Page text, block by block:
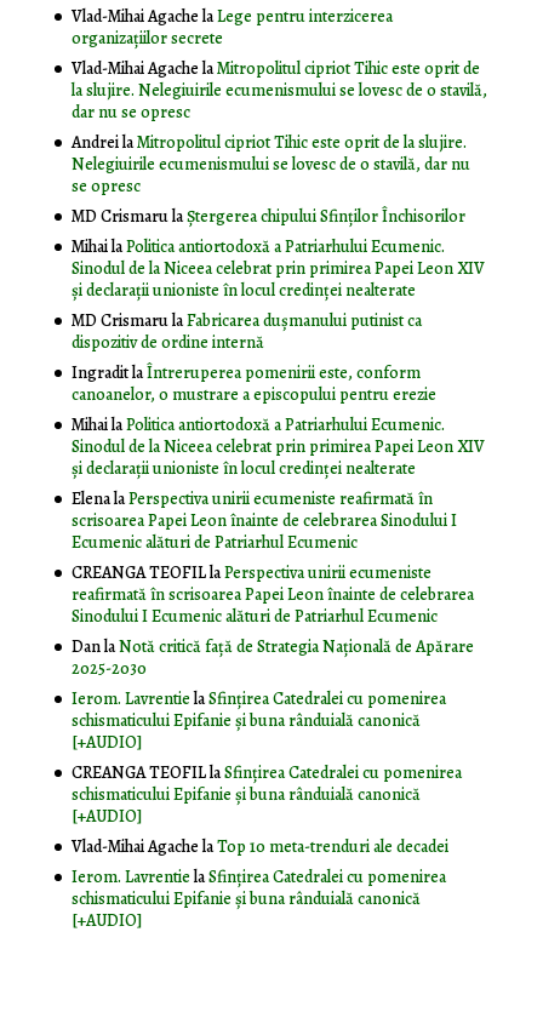
Vlad-Mihai AgachelaLege pentru interzicerea
organizaţiilor secrete
Vlad-Mihai AgachelaMitropolitul cipriot Tihic este oprit de
la slujire. Nelegiuirile ecumenismului se lovesc de o stavilă,
dar nu se opresc
AndreilaMitropolitul cipriot Tihic este oprit de la slujire.
Nelegiuirile ecumenismului se lovesc de o stavilă, dar nu
se opresc
MD CrismarulaŞtergerea chipului Sfinţilor Închisorilor
MihailaPolitica antiortodoxă a Patriarhului Ecumenic.
Sinodul de la Niceea celebrat prin primirea Papei Leon XIV
și declarații unioniste în locul credinței nealterate
MD CrismarulaFabricarea dușmanului putinist ca
dispozitiv de ordine internă
IngraditlaÎntreruperea pomenirii este, conform
canoanelor, o mustrare a episcopului pentru erezie
MihailaPolitica antiortodoxă a Patriarhului Ecumenic.
Sinodul de la Niceea celebrat prin primirea Papei Leon XIV
și declarații unioniste în locul credinței nealterate
ElenalaPerspectiva unirii ecumeniste reafirmată în
scrisoarea Papei Leon înainte de celebrarea Sinodului I
Ecumenic alături de Patriarhul Ecumenic
CREANGA TEOFILlaPerspectiva unirii ecumeniste
reafirmată în scrisoarea Papei Leon înainte de celebrarea
Sinodului I Ecumenic alături de Patriarhul Ecumenic
DanlaNotă critică faţă de Strategia Naţională de Apărare
2025-2030
Ierom. LavrentielaSfințirea Catedralei cu pomenirea
schismaticului Epifanie și buna rânduială canonică
[+AUDIO]
CREANGA TEOFILlaSfințirea Catedralei cu pomenirea
schismaticului Epifanie și buna rânduială canonică
[+AUDIO]
Vlad-Mihai AgachelaTop 10 meta-trenduri ale decadei
Ierom. LavrentielaSfințirea Catedralei cu pomenirea
schismaticului Epifanie și buna rânduială canonică
[+AUDIO]